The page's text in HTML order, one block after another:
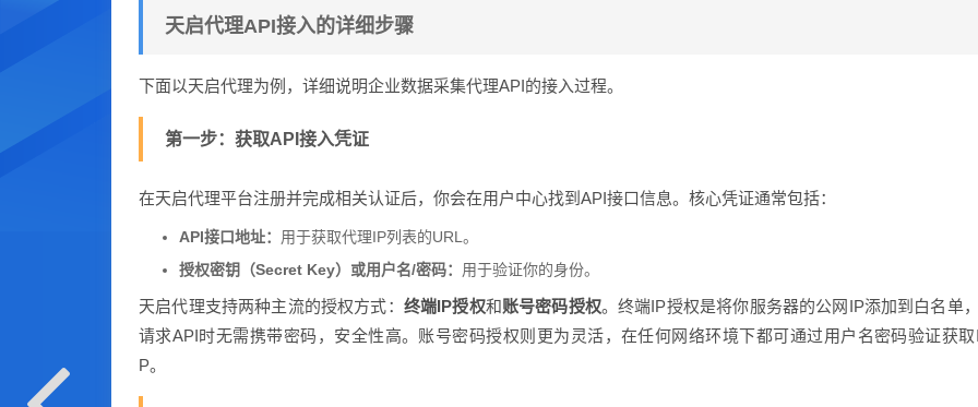
天启代理API接入的详细步骤
下面以天启代理为例，详细说明企业数据采集代理API的接入过程。
第一步：获取API接入凭证
在天启代理平台注册并完成相关认证后，你会在用户中心找到API接口信息。核心凭证通常包括：
API接口地址： 用于获取代理IP列表的URL。
授权密钥（Secret Key）或用户名/密码： 用于验证你的身份。
天启代理支持两种主流的授权方式： 终端IP授权和账号密码授权。终端IP授权是将你服务器的公网IP添加到白名单
请求API时无需携带密码，安全性高。账号密码授权则更为灵活，在任何网络环境下都可通过用户名密码验证获
P。